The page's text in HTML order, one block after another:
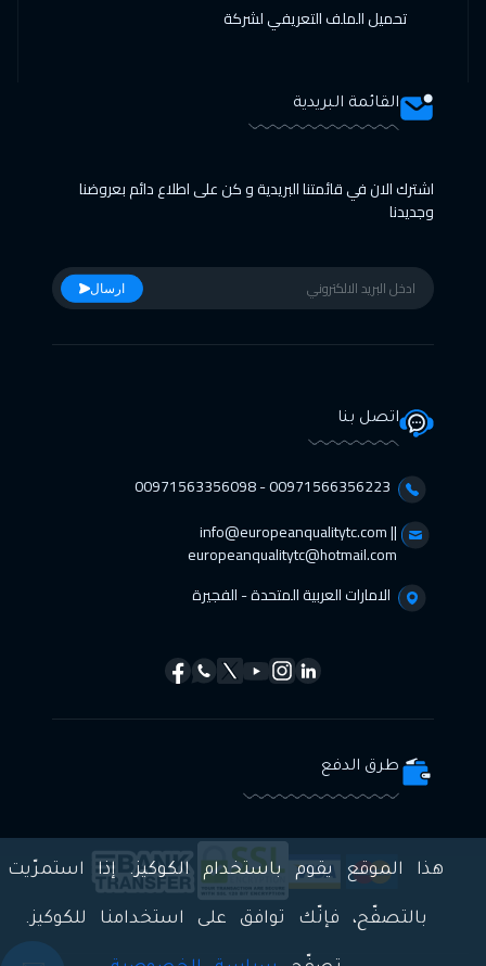
تحميل الملف التعريفي لشركة
القائمة البريدية
اشترك الان في قائمتنا البريدية و كن على اطلاع دائم بعروضنا
وجديدنا
ارسال
اتصل بنا
00971566356223 - 00971563356098⁩
info@europeanqualitytc.com ||
europeanqualitytc@hotmail.com
الامارات العربية المتحدة - الفجيرة
طرق الدفع
هذا الموقع يقوم باستخدام الكوكيز. إذا استمرّيت
بالتصفّح، فإنّك توافق على استخدامنا للكوكيز.